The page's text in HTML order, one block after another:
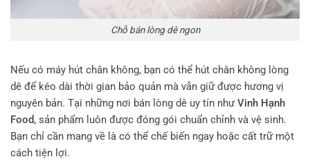
Chỗ bán lòng dê ngon
Nếu có máy hút chân không, bạn có thể hút chân không lòng
dê để kéo dài thời gian bảo quản mà vẫn giữ được hương vị
nguyên bản. Tại những nơi bán lòng dê uy tín nhưVinh Hạnh
Food, sản phẩm luôn được đóng gói chuẩn chỉnh và vệ sinh.
Bạn chỉ cần mang về là có thể chế biến ngay hoặc cất trữ một
cách tiện lợi.